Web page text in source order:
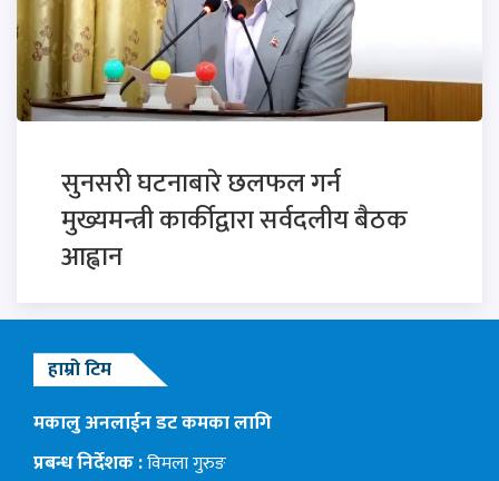
सुनसरी घटनाबारे छलफल गर्न
मुख्यमन्त्री कार्कीद्वारा सर्वदलीय बैठक
आह्वान
हाम्रो टिम
मकालु अनलाईन डट कमका लागि
प्रबन्ध निर्देशक :विमला गुरुङ